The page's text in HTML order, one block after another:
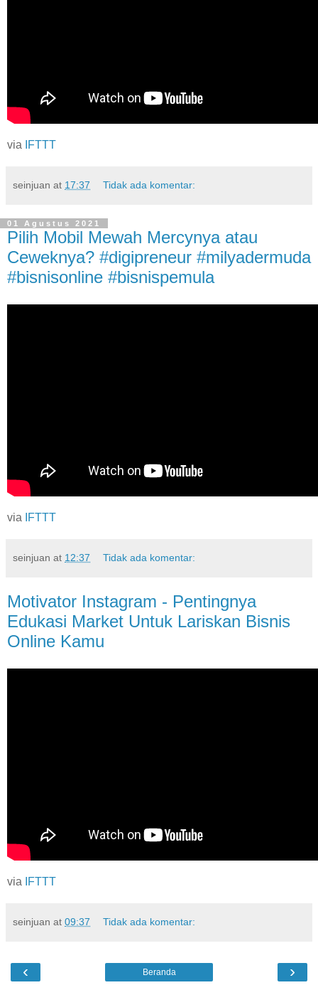
via IFTTT
seinjuan at 17:37 Tidak ada komentar:
01 Agustus 2021
Pilih Mobil Mewah Mercynya atau
Ceweknya? #digipreneur #milyadermuda
#bisnisonline #bisnispemula
via IFTTT
seinjuan at 12:37 Tidak ada komentar:
Motivator Instagram - Pentingnya
Edukasi Market Untuk Lariskan Bisnis
Online Kamu
via IFTTT
seinjuan at 09:37 Tidak ada komentar:
‹ ›
Beranda